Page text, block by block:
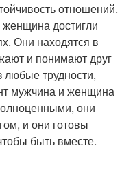
отношений.
достигли
Они находятся в
и понимают друг
любые трудности,
мужчина и женщина
они
и они готовы
быть вместе.